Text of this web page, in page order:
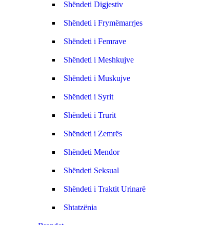
Shëndeti Digjestiv
Shëndeti i Frymëmarrjes
Shëndeti i Femrave
Shëndeti i Meshkujve
Shëndeti i Muskujve
Shëndeti i Syrit
Shëndeti i Trurit
Shëndeti i Zemrës
Shëndeti Mendor
Shëndeti Seksual
Shëndeti i Traktit Urinarë
Shtatzënia